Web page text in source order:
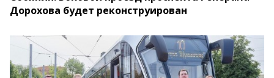
Дорохова будет реконструирован